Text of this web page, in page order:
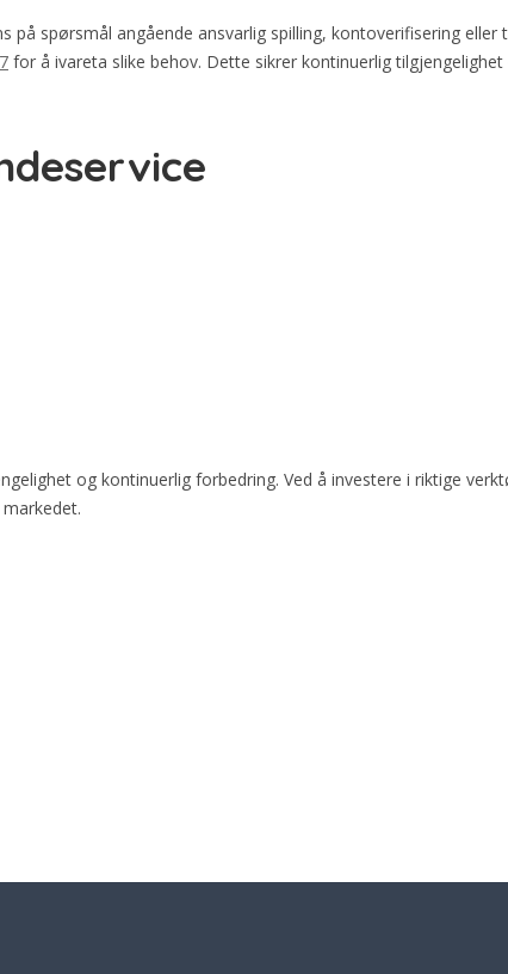
spørsmål angående ansvarlig spilling, kontoverifisering
for å ivareta slike behov. Dette sikrer kontinuerlig
og kontinuerlig forbedring. Ved å investere i riktige